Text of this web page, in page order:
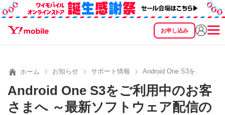
お申し込み
SEARCH
ホーム お知らせ サポート情報 Android One S3をご利用中
Android One S3をご利用中のお客
さまへ ～最新ソフトウェア配信の